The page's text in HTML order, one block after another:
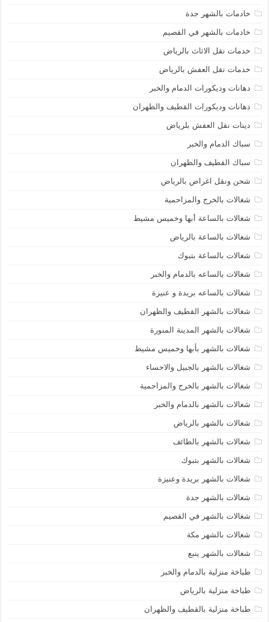
خادمات بالشهر جدة
خادمات بالشهر في القصيم
خدمات نقل الاثاث بالرياض
خدمات نقل العفش بالرياض
دهانات وديكورات الدمام والخبر
دهانات وديكورات القطيف والظهران
دينات نقل العفش بلرياض
سباك الدمام والخبر
سباك القطيف والظهران
شحن ونقل اغراض بالرياض
شغالات بالخرج والمزاحمية
شغالات بالساعة أبها وخميس مشيط
شغالات بالساعة بالرياض
شغالات بالساعة بتبوك
شغالات بالساعه بالدمام والخبر
شغالات بالساعه بريدة و عنيزة
شغالات بالشهر القطيف والظهران
شغالات بالشهر المدينة المنورة
شغالات بالشهر بأبها وخميس مشيط
شغالات بالشهر بالجبيل والاحساء
شغالات بالشهر بالخرج والمزاحمية
شغالات بالشهر بالدمام والخبر
شغالات بالشهر بالرياض
شغالات بالشهر بالطائف
شغالات بالشهر بتبوك
شغالات بالشهر بريدة وعنيزة
شغالات بالشهر جدة
شغالات بالشهر في القصيم
شغالات بالشهر مكة
شغالات بالشهر ينبع
طباخة منزلية بالدمام والخبر
طباخة منزلية بالرياض
طباخة منزلية بالقطيف والظهران